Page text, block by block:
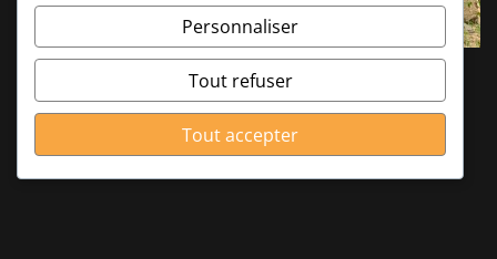
Personnaliser
Tout refuser
Tout accepter